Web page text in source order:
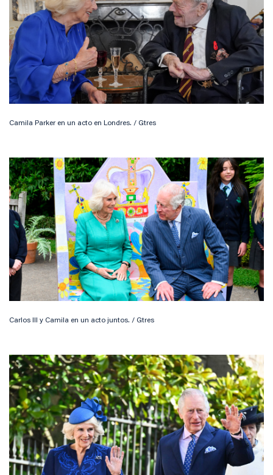
Camila Parker en un acto en Londres. / Gtres
Carlos III y Camila en un acto juntos. / Gtres